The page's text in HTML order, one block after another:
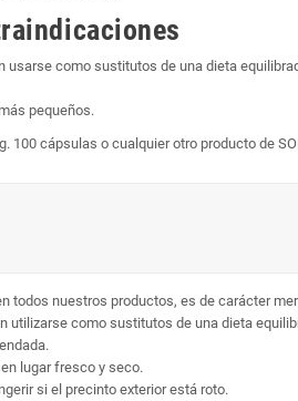
como sustitutos de una dieta
pequeños.
100 cápsulas o cualquier otro producto de
todos nuestros productos, es de carácter
utilizarse como sustitutos de una dieta
lugar fresco y seco.
si el precinto exterior está roto.